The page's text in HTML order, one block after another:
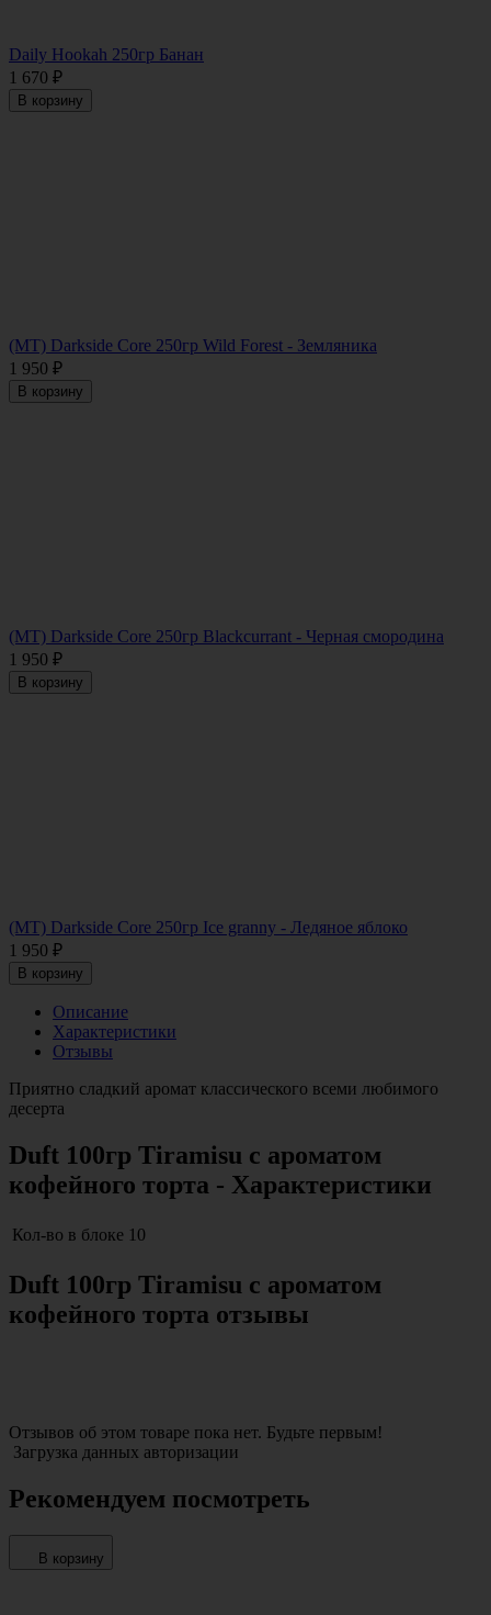
Daily Hookah 250гр Банан
1 670 ₽
В корзину
(MT) Darkside Core 250гр Wild Forest - Земляника
1 950 ₽
В корзину
(MT) Darkside Core 250гр Blackcurrant - Черная смородина
1 950 ₽
В корзину
(MT) Darkside Core 250гр Ice granny - Ледяное яблоко
1 950 ₽
В корзину
Описание
Характеристики
Отзывы
Приятно сладкий аромат классического всеми любимого
десерта
Duft 100гр Tiramisu с ароматом
кофейного торта - Характеристики
Кол-во в блоке 10
Duft 100гр Tiramisu с ароматом
кофейного торта отзывы
Отзывов об этом товаре пока нет. Будьте первым!
Загрузка данных авторизации
Рекомендуем посмотреть
В корзину